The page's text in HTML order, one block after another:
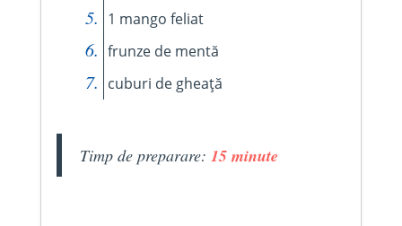
1 mango feliat
frunze de mentă
cuburi de gheață
Timp de preparare: 15 minute